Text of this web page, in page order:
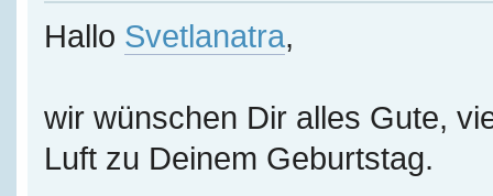
Hallo Svetlanatra,
wir wünschen Dir alles Gute,
Luft zu Deinem Geburtstag.